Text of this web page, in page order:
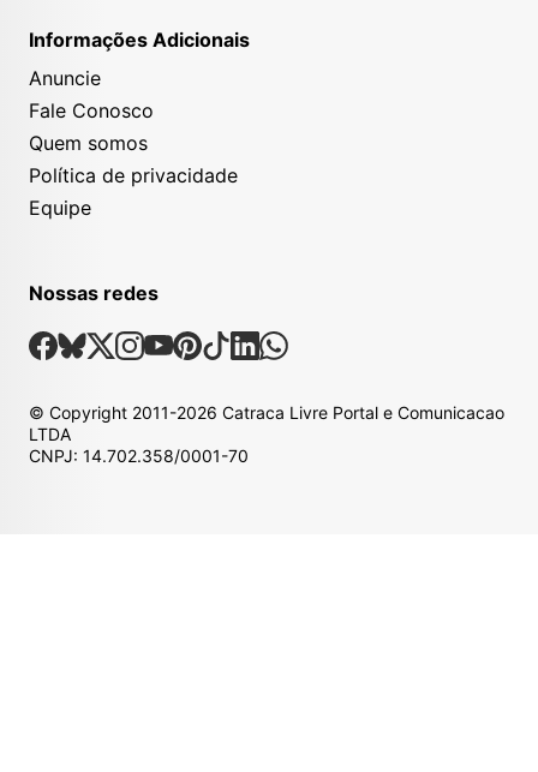
Informações Adicionais
Anuncie
Fale Conosco
Quem somos
Política de privacidade
Equipe
Nossas redes
Nossas Redes Sociais
Facebook
Bsky
X Instagram
Youtube
Pinterest
TiktokLinkedin
Whatsapp
© Copyright 2011-2026 Catraca Livre Portal e Comunicacao
LTDA
CNPJ: 14.702.358/0001-70